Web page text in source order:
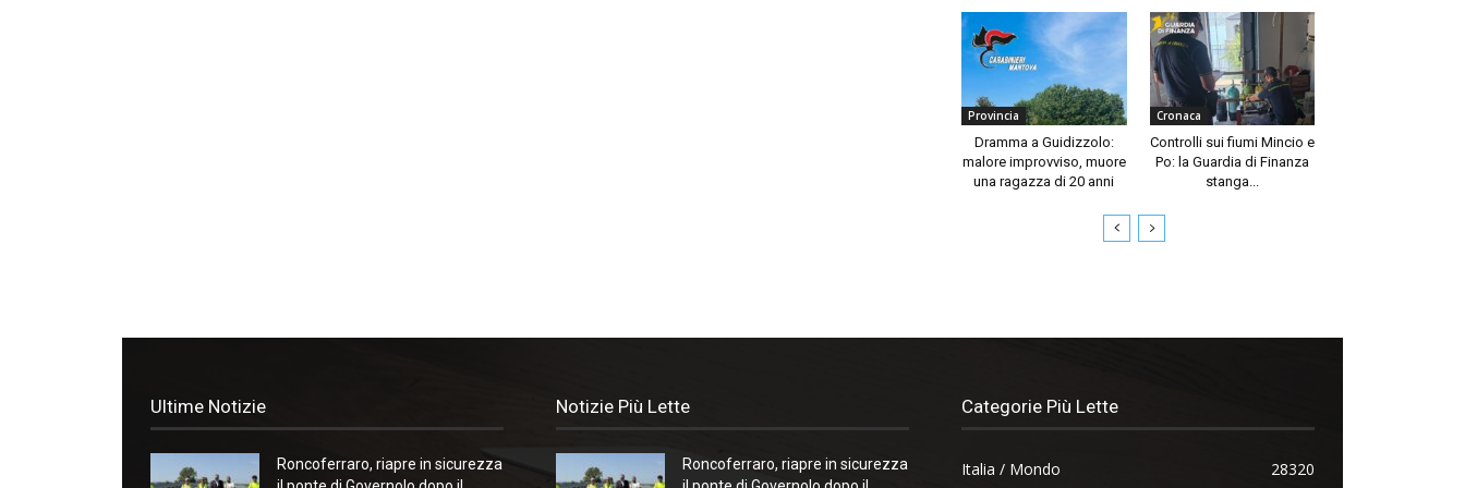
Provincia
Dramma a Guidizzolo:
malore improvviso, muore
una ragazza di 20 anni
Cronaca
Controlli sui fiumi Mincio e
Po: la Guardia di Finanza
stanga...
Ultime Notizie
Roncoferraro, riapre in sicurezza
Notizie Più Lette
Roncoferraro, riapre in sicurezza
Categorie Più Lette
Italia / Mondo 28320